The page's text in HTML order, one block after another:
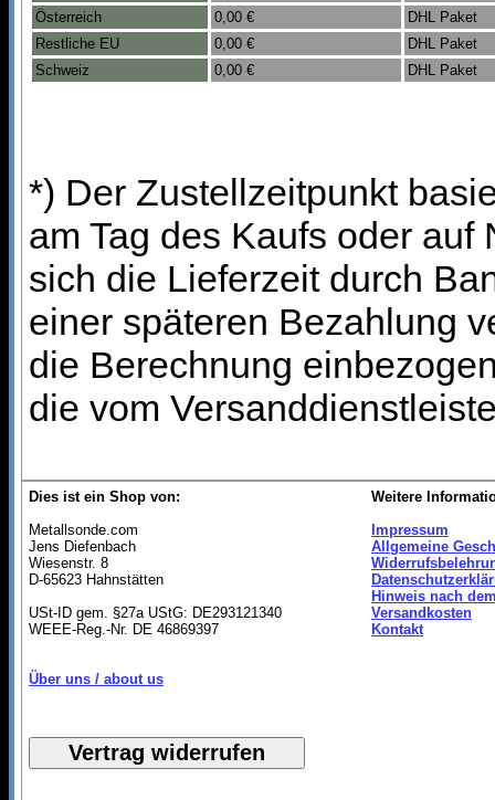
Österreich
0,00 €
DHL Paket
Restliche EU
0,00 €
DHL Paket
Schweiz
0,00 € DHL Paket
*) Der Zustellzeitpunkt
am Tag des Kaufs oder
sich die Lieferzeit durch
einer späteren Bezahlung
die Berechnung
die vom
Dies ist ein Shop von:
Metallsonde.com
Jens Diefenbach
Wiesenstr. 8
D-65623 Hahnstätten
USt-ID gem. §27a UStG: DE293121340
WEEE-Reg.-Nr. DE 46869397
Über uns / about us
Weitere
Impressum
Allgemeine
Hinweis nach
Versandkosten
Kontakt